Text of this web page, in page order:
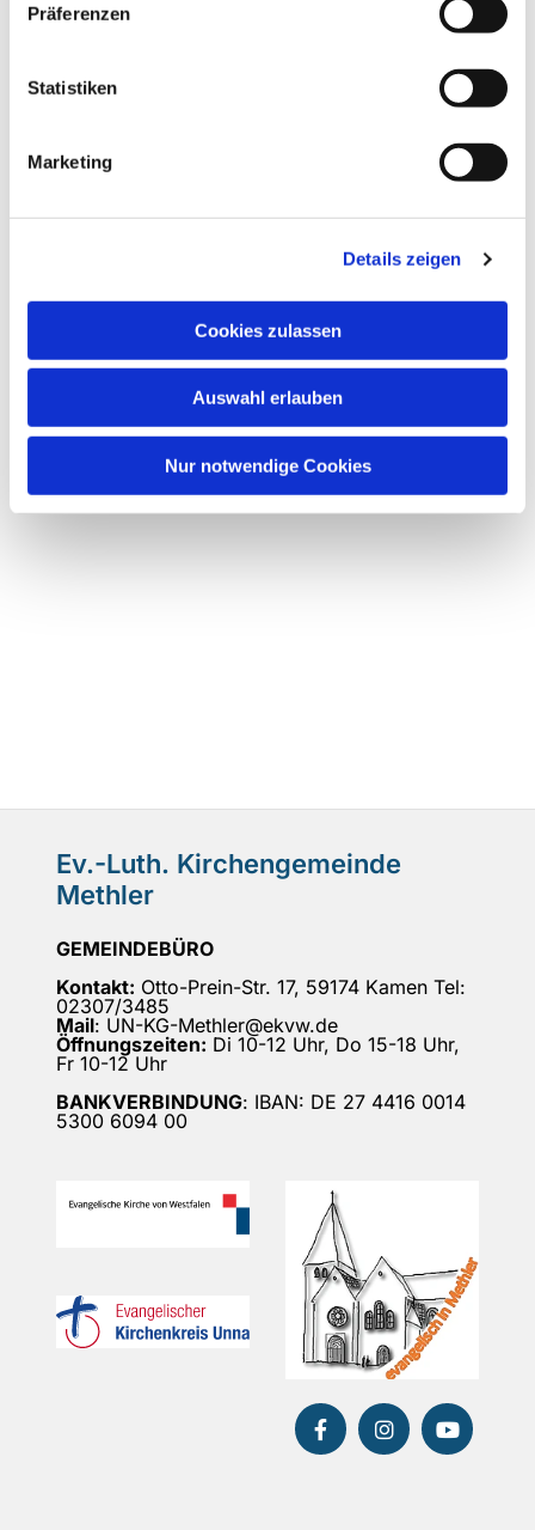
Präferenzen
Statistiken
Marketing
Details zeigen
Cookies zulassen
Auswahl erlauben
Nur notwendige Cookies
Dies könnte Sie auch
Ev.-Luth. Kirchengemeinde
Methler
GEMEINDEBÜRO
Kontakt: Otto-Prein-Str. 17, 59174 Kamen Tel:
02307/3485
Mail: UN-KG-Methler@ekvw.de
Öffnungszeiten: Di 10-12 Uhr, Do 15-18 Uhr,
Fr 10-12 Uhr
BANKVERBINDUNG: IBAN: DE 27 4416 0014
5300 6094 00